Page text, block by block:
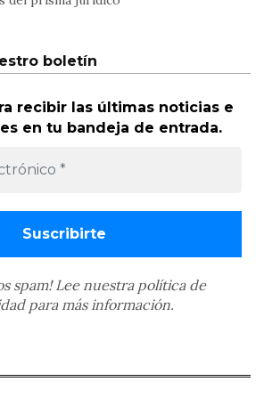
boletín
recibir las últimas noticias e
en tu bandeja de entrada.
spam! Lee nuestra política de
para más información.